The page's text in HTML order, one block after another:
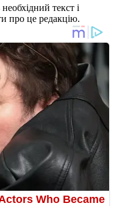
текст і
про це редакцію.